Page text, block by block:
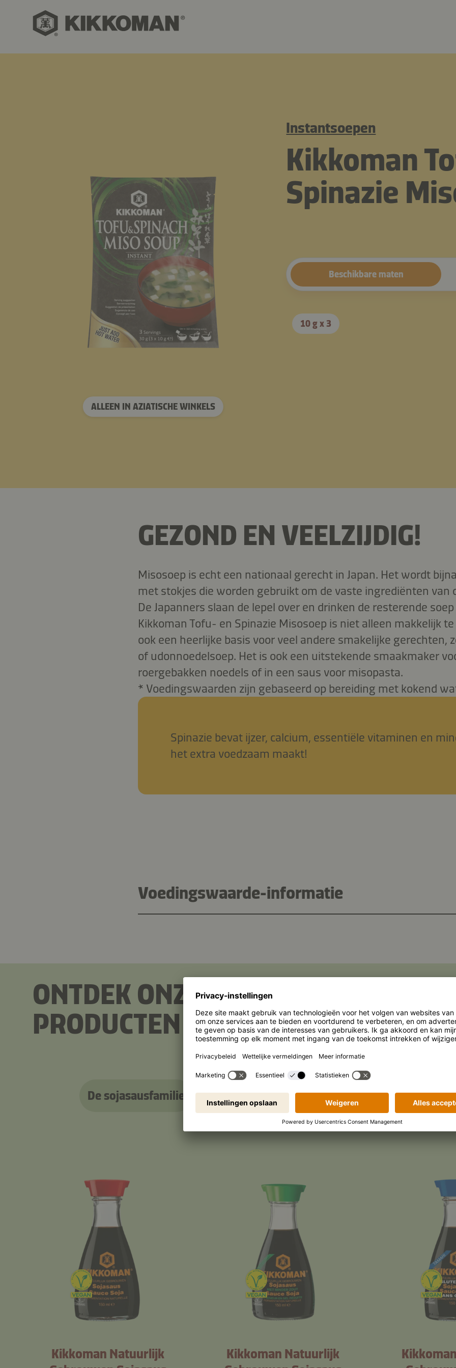
Instantsoepen
Kikkoman
Spinazie
ALLEEN IN AZIATISCHE WINKELS
Beschikbare maten
10 g x 3
GEZOND EN VEELZIJDIG!
Misosoep is echt een nationaal gerecht in Japan. Het wordt
met stokjes die worden gebruikt om de vaste ingrediënten van
De Japanners slaan de lepel over en drinken de resterende
Kikkoman Tofu- en Spinazie Misosoep is niet alleen makkelijk
ook een heerlijke basis voor veel andere smakelijke gerechten,
of udonnoedelsoep. Het is ook een uitstekende smaakmaker
roergebakken noedels of in een saus voor misopasta.
* Voedingswaarden zijn gebaseerd op bereiding met kokend
Spinazie bevat ijzer, calcium, essentiële vitaminen en
het extra voedzaam maakt!
Voedingswaarde-informatie
ONTDEK ONZE WERELD VAN
PRODUCTEN
De sojasausfamilie De teryakifamilie Culinaire alleskunners
Kikkoman Natuurlijk
Kikkoman Natuurlijk